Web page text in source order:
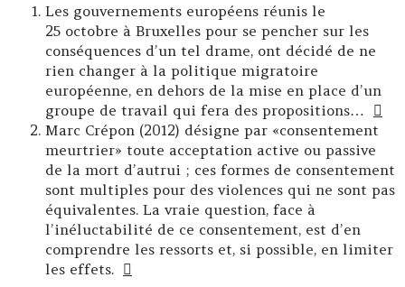
Les gouvernements européens réunis le
25 octobre à Bruxelles pour se pencher sur les
conséquences d’un tel drame, ont décidé de ne
rien changer à la politique migratoire
européenne, en dehors de la mise en place d’un
groupe de travail qui fera des propositions…
Marc Crépon (2012) désigne par «consentement
meurtrier» toute acceptation active ou passive
de la mort d’autrui ; ces formes de consentement
sont multiples pour des violences qui ne sont pas
équivalentes. La vraie question, face à
l’inéluctabilité de ce consentement, est d’en
comprendre les ressorts et, si possible, en limiter
les effets.